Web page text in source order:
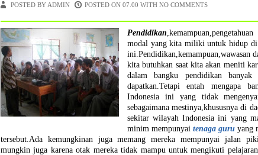
POSTED BY ADMIN POSTED ON 07.00 WITH NO COMMENTS
Pendidikan
modal yang kita miliki untuk hidup di
ini.Pendidikan,kemampuan,wawasan
kita butuhkan saat kita akan meniti
dalam bangku pendidikan
dapatkan.Tetapi entah mengapa
Indonesia ini yang tidak
sebagaimana mestinya,khususnya di
sekitar wilayah Indonesia ini yang
minim mempunyai tenaga guru yang
tersebut.Ada kemungkinan juga memang mereka mempunyai jalan
mungkin juga karena otak mereka tidak mampu untuk mengikuti